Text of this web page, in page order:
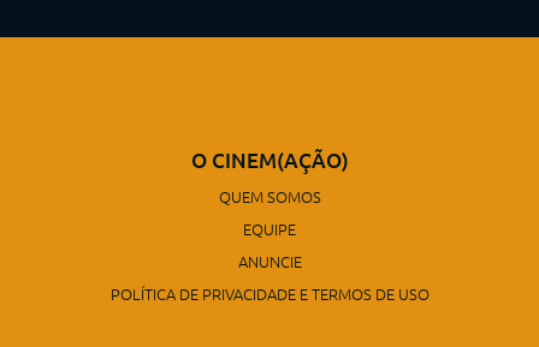
O CINEM(AÇÃO)
QUEM SOMOS
EQUIPE
ANUNCIE
POLÍTICA DE PRIVACIDADE E TERMOS DE USO